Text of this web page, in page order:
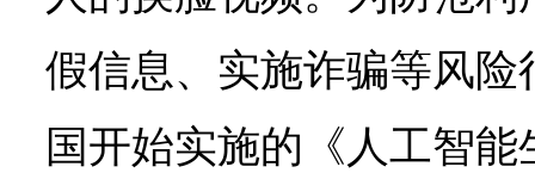
假信息、实施诈骗等风险
国开始实施的《人工智